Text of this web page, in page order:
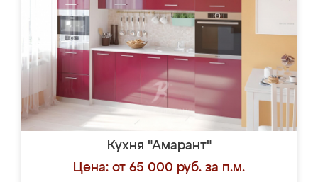
Кухня "Амарант"
Цена: от 65 000 руб. за п.м.